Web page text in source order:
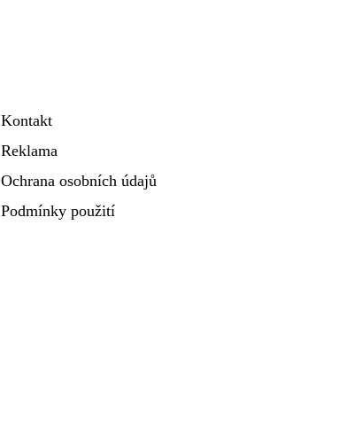
Kontakt
Reklama
Ochrana osobních údajů
Podmínky použití